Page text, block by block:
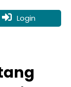
Login